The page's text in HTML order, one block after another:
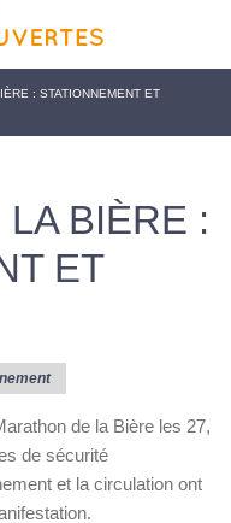
: STATIONNEMENT ET
BIÈRE :
ET
de la Bière les 27,
de sécurité
et la circulation ont